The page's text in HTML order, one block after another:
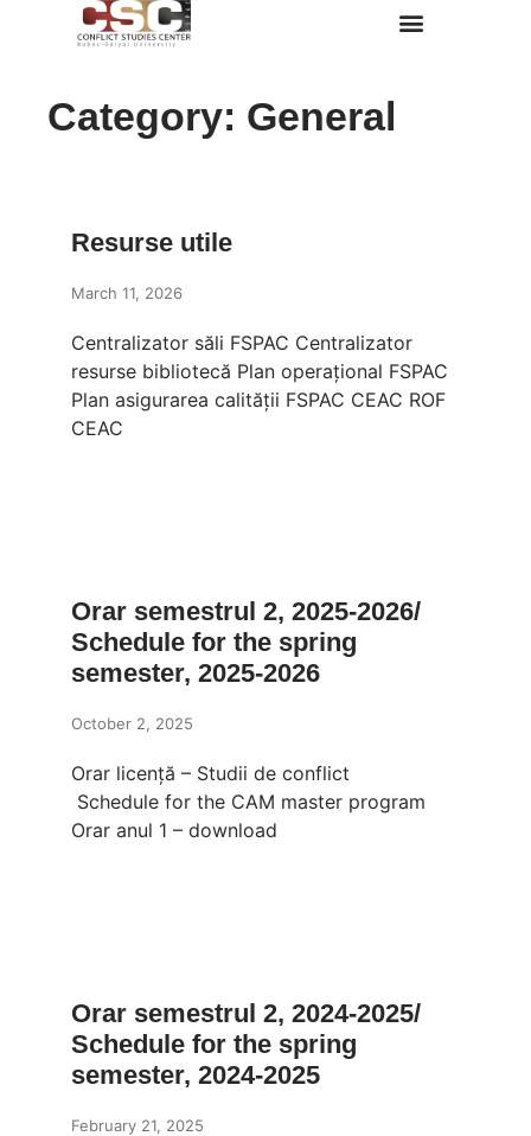
Category: General
Resurse utile
March 11, 2026
Centralizator săli FSPAC Centralizator
resurse bibliotecă Plan operațional FSPAC
Plan asigurarea calității FSPAC CEAC ROF
CEAC
Orar semestrul 2, 2025-2026/
Schedule for the spring
semester, 2025-2026
October 2, 2025
Orar licență – Studii de conflict
Schedule for the CAM master program
Orar anul 1 – download
Orar semestrul 2, 2024-2025/
Schedule for the spring
semester, 2024-2025
February 21, 2025